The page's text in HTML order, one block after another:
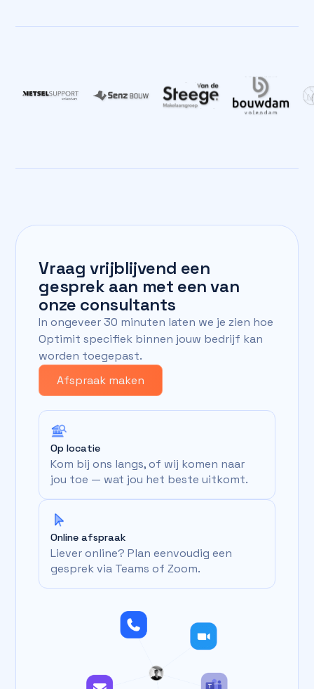
Vraag vrijblijvend een
gesprek aan met een van
onze consultants
In ongeveer 30 minuten laten we je zien hoe
Optimit specifiek binnen jouw bedrijf kan
worden toegepast.
Afspraak maken
Op locatie
Kom bij ons langs, of wij komen naar
jou toe — wat jou het beste uitkomt.
Online afspraak
Liever online? Plan eenvoudig een
gesprek via Teams of Zoom.